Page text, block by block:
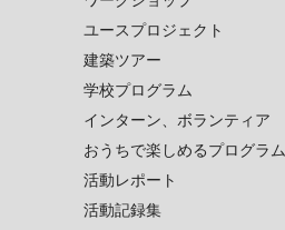
ユースプロジェクト
建築ツアー
学校プログラム
インターン、ボランティア
おうちで楽しめるプログラム
活動レポート
活動記録集